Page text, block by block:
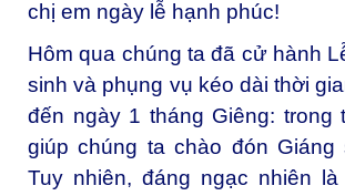
chị em ngày lễ hạnh phúc!
Hôm qua chúng ta đã cử hành
sinh và phụng vụ kéo dài thời
đến ngày 1 tháng Giêng: trong
giúp chúng ta chào đón Giáng
Tuy nhiên, đáng ngạc nhiên